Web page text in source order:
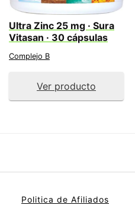
Ultra Zinc 25 mg · Sura
Vitasan · 30 cápsulas
Complejo B
Ver producto
Politica de Afiliados